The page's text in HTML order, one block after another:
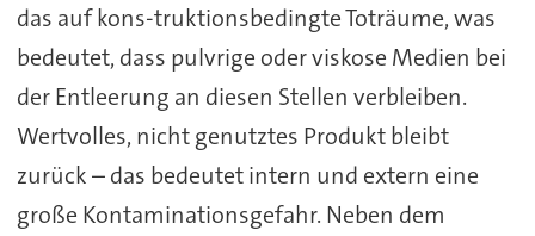
das auf kons-truktionsbedingte Toträume, was
bedeutet, dass pulvrige oder viskose Medien bei
der Entleerung an diesen Stellen verbleiben.
Wertvolles, nicht genutztes Produkt bleibt
zurück – das bedeutet intern und extern eine
große Kontaminationsgefahr. Neben dem